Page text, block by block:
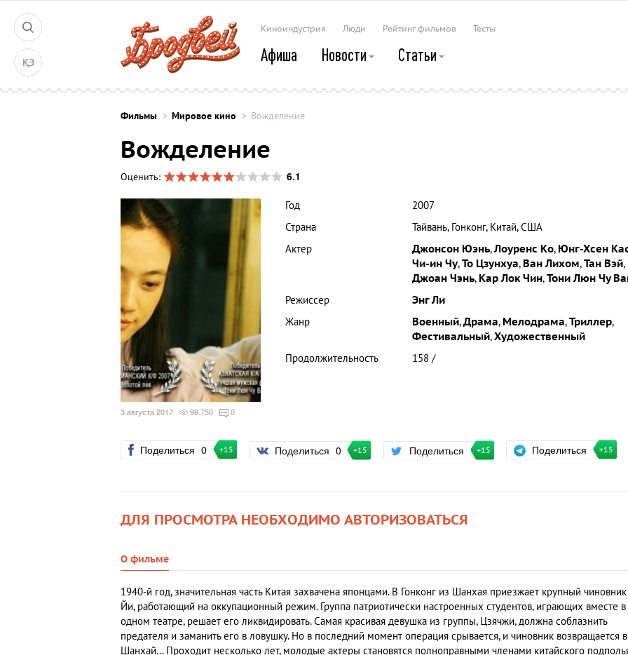
ҚЗ
Киноиндустрия Люди Рейтинг фильмов Тесты
Афиша Новости Статьи
Фильмы Мировое кино Вожделение
Вожделение
Оценить: 6.1
3 августа 2017 98 750 0
Год
2007
Страна
Тайвань, Гонконг, Китай, США
Актер
Джонсон Юэнь,Лоуренс Ко, Юнг-Хсен
Чи-ин Чу,То Цзунхуа, Ван Лихом,Тан Вэй,
Джоан Чэнь, Кар Лок Чин,Тони Люн Чу
Режиссер
Энг Ли
Жанр
Военный,Драма, Мелодрама,Триллер,
Фестивальный,Художественный
Продолжительность
158 /
Поделиться 0 +15 Поделиться 0 +15 Поделиться +15 Поделиться +15
ДЛЯ ПРОСМОТРА НЕОБХОДИМО АВТОРИЗОВАТЬСЯ
О фильме
1940-й год, значительная часть Китая захвачена японцами. В Гонконг из Шанхая приезжает крупный чиновник
Йи, работающий на оккупационный режим. Группа патриотически настроенных студентов, играющих вместе в
одном театре, решает его ликвидировать. Самая красивая девушка из группы, Цзячжи, должна соблазнить
предателя и заманить его в ловушку. Но в последний момент операция срывается, и чиновник возвращается в
Шанхай... Проходит несколько лет, молодые актеры становятся полноправными членами китайского